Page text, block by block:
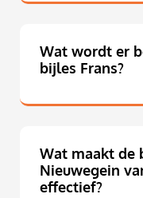
Wat wordt er
bijles Frans?
Wat maakt de
Nieuwegein
effectief?